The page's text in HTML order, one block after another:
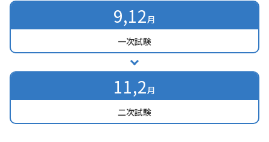
9,12月
一次試験
11,2月
二次試験